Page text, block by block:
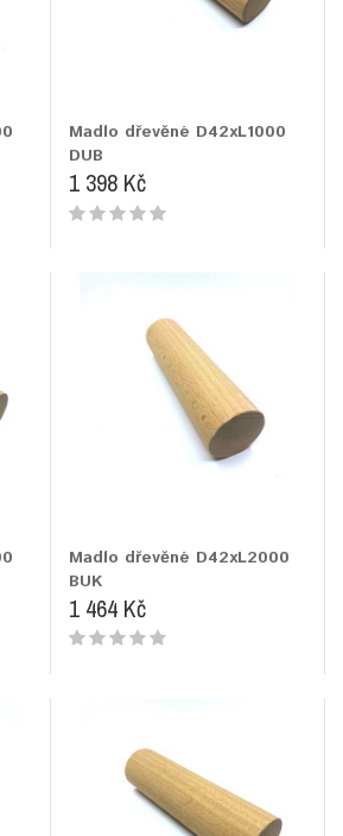
Madlo dřevěné D42xL1000
DUB
1 398 Kč
Madlo dřevěné D42xL2000
BUK
1 464 Kč